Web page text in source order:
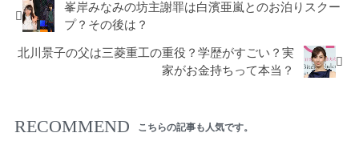
峯岸みなみの坊主謝罪は白濱亜嵐とのお泊りスクー
プ？その後は？
北川景子の父は三菱重工の重役？学歴がすごい？実
家がお金持ちって本当？
RECOMMEND こちらの記事も人気です。